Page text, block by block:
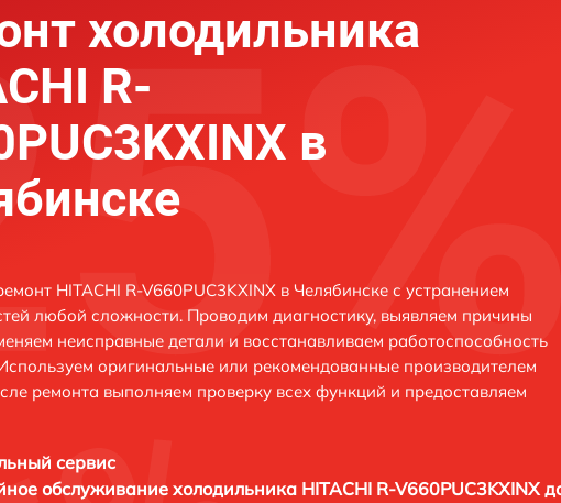
холодильника
R-
в
HITACHI R-V660PUC3KXINX в Челябинске с устранением
любой сложности. Проводим диагностику, выявляем причины
неисправные детали и восстанавливаем работоспособность
оригинальные или рекомендованные производителем
ремонта выполняем проверку всех функций и предоставляем
сервис
обслуживание холодильника HITACHI R-V660PUC3KXINX